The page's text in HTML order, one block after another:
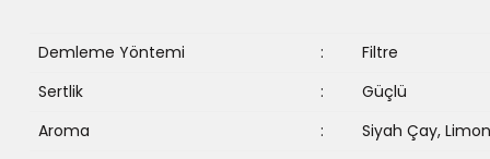
Demleme Yöntemi :
Filtre
Sertlik
:
Güçlü
Aroma
:
Siyah Çay,